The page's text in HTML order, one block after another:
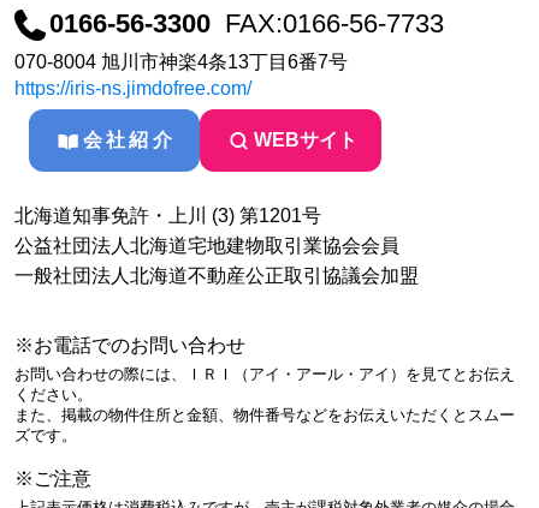
0166-56-3300 FAX:0166-56-7733
070-8004 旭川市神楽4条13丁目6番7号
https://iris-ns.jimdofree.com/
会社紹介 WEBサイト
北海道知事免許・上川 (3) 第1201号
公益社団法人北海道宅地建物取引業協会会員
一般社団法人北海道不動産公正取引協議会加盟
※お電話でのお問い合わせ
お問い合わせの際には、ＩＲＩ（アイ・アール・アイ）を見てとお伝え
ください。
また、掲載の物件住所と金額、物件番号などをお伝えいただくとスムー
ズです。
※ご注意